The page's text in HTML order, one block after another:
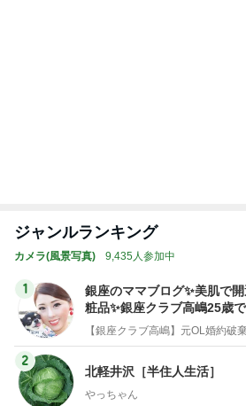
ジャンルランキング
カメラ(風景写真) 9,435人参加中
1
銀座のママブログ✨美肌で
粧品✨銀座クラブ高嶋25歳
物でエルメス バーキン コ
2
北軽井沢［半住人生活］